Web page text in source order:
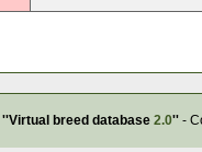
''Virtual breed database 2.0''-